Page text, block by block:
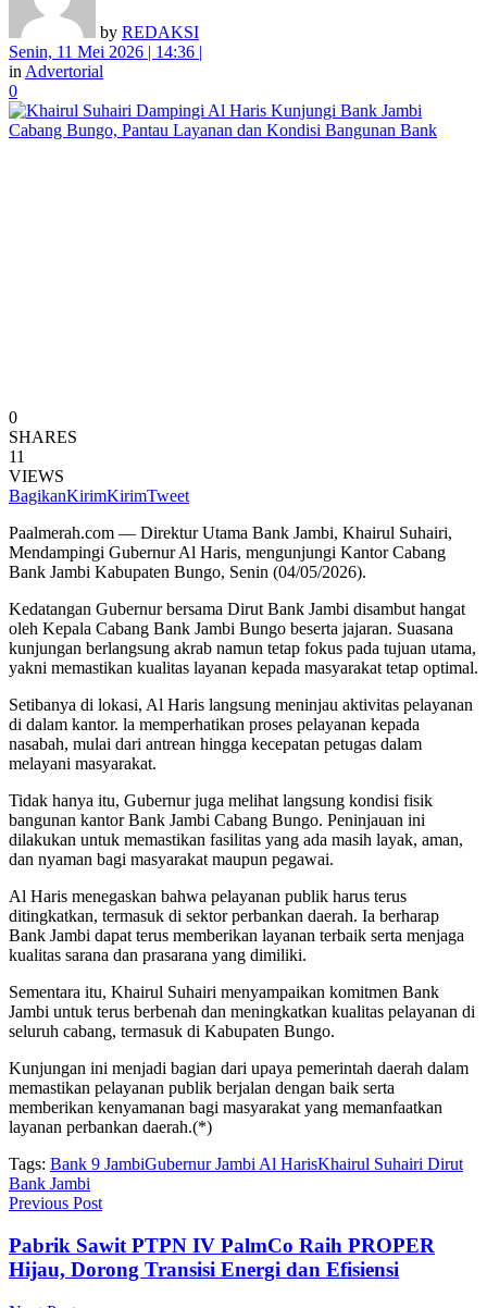
by REDAKSI
Senin, 11 Mei 2026 | 14:36 |
in Advertorial
0
0
SHARES
11
VIEWS
BagikanKirimKirimTweet
Paalmerah.com — Direktur Utama Bank Jambi, Khairul Suhairi,
Mendampingi Gubernur Al Haris, mengunjungi Kantor Cabang
Bank Jambi Kabupaten Bungo, Senin (04/05/2026).
Kedatangan Gubernur bersama Dirut Bank Jambi disambut hangat
oleh Kepala Cabang Bank Jambi Bungo beserta jajaran. Suasana
kunjungan berlangsung akrab namun tetap fokus pada tujuan utama,
yakni memastikan kualitas layanan kepada masyarakat tetap optimal.
Setibanya di lokasi, Al Haris langsung meninjau aktivitas pelayanan
di dalam kantor. la memperhatikan proses pelayanan kepada
nasabah, mulai dari antrean hingga kecepatan petugas dalam
melayani masyarakat.
Tidak hanya itu, Gubernur juga melihat langsung kondisi fisik
bangunan kantor Bank Jambi Cabang Bungo. Peninjauan ini
dilakukan untuk memastikan fasilitas yang ada masih layak, aman,
dan nyaman bagi masyarakat maupun pegawai.
Al Haris menegaskan bahwa pelayanan publik harus terus
ditingkatkan, termasuk di sektor perbankan daerah. Ia berharap
Bank Jambi dapat terus memberikan layanan terbaik serta menjaga
kualitas sarana dan prasarana yang dimiliki.
Sementara itu, Khairul Suhairi menyampaikan komitmen Bank
Jambi untuk terus berbenah dan meningkatkan kualitas pelayanan di
seluruh cabang, termasuk di Kabupaten Bungo.
Kunjungan ini menjadi bagian dari upaya pemerintah daerah dalam
memastikan pelayanan publik berjalan dengan baik serta
memberikan kenyamanan bagi masyarakat yang memanfaatkan
layanan perbankan daerah.(*)
Tags: Bank 9 JambiGubernur Jambi Al HarisKhairul Suhairi Dirut
Bank Jambi
Previous Post
Pabrik Sawit PTPN IV PalmCo Raih PROPER
Hijau, Dorong Transisi Energi dan Efisiensi